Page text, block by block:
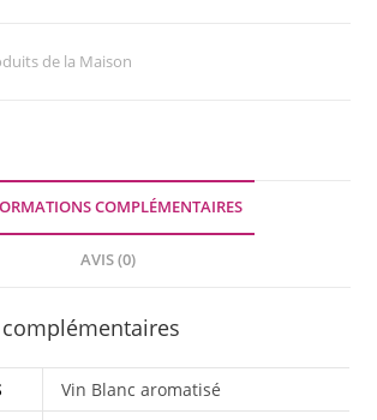
de la Maison
COMPLÉMENTAIRES
AVIS (0)
Vin Blanc aromatisé